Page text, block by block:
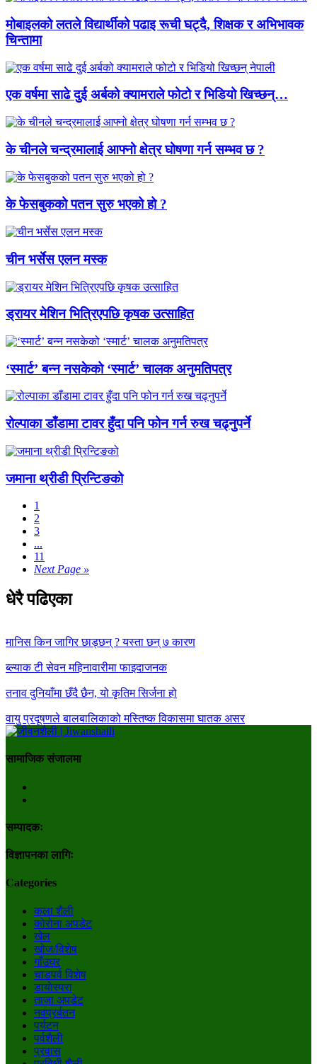
मोबाइलको लतले विद्यार्थीको पढाइ रूची घट्दै, शिक्षक र अभिभावक
चिन्तामा
एक वर्षमा साढे दुई अर्बको क्यामराले फोटो र भिडियो खिच्छन्…
के चीनले चन्द्रमालाई आफ्नो क्षेत्र घोषणा गर्न सम्भव छ ?
के फेसबुकको पतन सुरु भएको हो ?
चीन भर्सेस एलन मस्क
ड्रायर मेशिन भित्रिएपछि कृषक उत्साहित
‘स्मार्ट’ बन्न नसकेको ‘स्मार्ट’ चालक अनुमतिपत्र
रोल्पाका डाँडामा टावर हुँदा पनि फोन गर्न रुख चढ्नुपर्ने
जमाना थ्रीडी प्रिन्टिङको
1
2
3
...
11
Next Page »
धेरै पढिएका
मानिस किन जागिर छाड्छन् ? यस्ता छन् ७ कारण
ब्ल्याक टी सेवन महिनावारीमा फाइदाजनक
तनाव दुनियाँमा छँदै छैन, यो कृतिम सिर्जना हो
वायु प्रदूषणले बालबालिकाको मस्तिष्क विकासमा घातक असर
सामाजिक संजालमा
सम्पादकः
विज्ञापनका लागिः
Categories
कला शैली
कोरोना अपडेट
खेल
खोज/विशेष
गाँउघर
चाडपर्व विशेष
डायाेस्परा
ताजा अपडेट
नवप्रर्बतन
पर्यटन
पर्वशैली
प्रवास